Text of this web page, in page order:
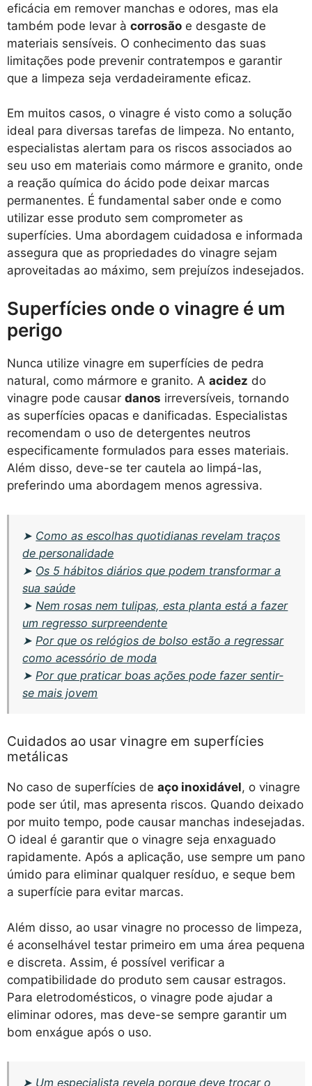
eficácia em remover manchas e odores, mas ela
também pode levar à corrosão e desgaste de
materiais sensíveis. O conhecimento das suas
limitações pode prevenir contratempos e garantir
que a limpeza seja verdadeiramente eficaz.
Em muitos casos, o vinagre é visto como a solução
ideal para diversas tarefas de limpeza. No entanto,
especialistas alertam para os riscos associados ao
seu uso em materiais como mármore e granito, onde
a reação química do ácido pode deixar marcas
permanentes. É fundamental saber onde e como
utilizar esse produto sem comprometer as
superfícies. Uma abordagem cuidadosa e informada
assegura que as propriedades do vinagre sejam
aproveitadas ao máximo, sem prejuízos indesejados.
Superfícies onde o vinagre é um
perigo
Nunca utilize vinagre em superfícies de pedra
natural, como mármore e granito. A acidez do
vinagre pode causar danos irreversíveis, tornando
as superfícies opacas e danificadas. Especialistas
recomendam o uso de detergentes neutros
especificamente formulados para esses materiais.
Além disso, deve-se ter cautela ao limpá-las,
preferindo uma abordagem menos agressiva.
➤ Como as escolhas quotidianas revelam traços
de personalidade
➤ Os 5 hábitos diários que podem transformar a
sua saúde
➤ Nem rosas nem tulipas, esta planta está a fazer
um regresso surpreendente
➤ Por que os relógios de bolso estão a regressar
como acessório de moda
➤ Por que praticar boas ações pode fazer sentir-
se mais jovem
Cuidados ao usar vinagre em superfícies
metálicas
No caso de superfícies de aço inoxidável, o vinagre
pode ser útil, mas apresenta riscos. Quando deixado
por muito tempo, pode causar manchas indesejadas.
O ideal é garantir que o vinagre seja enxaguado
rapidamente. Após a aplicação, use sempre um pano
úmido para eliminar qualquer resíduo, e seque bem
a superfície para evitar marcas.
Além disso, ao usar vinagre no processo de limpeza,
é aconselhável testar primeiro em uma área pequena
e discreta. Assim, é possível verificar a
compatibilidade do produto sem causar estragos.
Para eletrodomésticos, o vinagre pode ajudar a
eliminar odores, mas deve-se sempre garantir um
bom enxágue após o uso.
➤ Um especialista revela porque deve trocar o